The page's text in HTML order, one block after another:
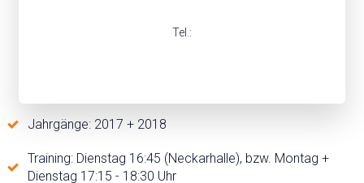
Tel.:
Jahrgänge: 2017 + 2018
Training: Dienstag 16:45 (Neckarhalle), bzw. Montag +
Dienstag 17:15 - 18:30 Uhr